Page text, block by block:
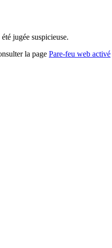
jugée suspicieuse.
la page Pare-feu web activé